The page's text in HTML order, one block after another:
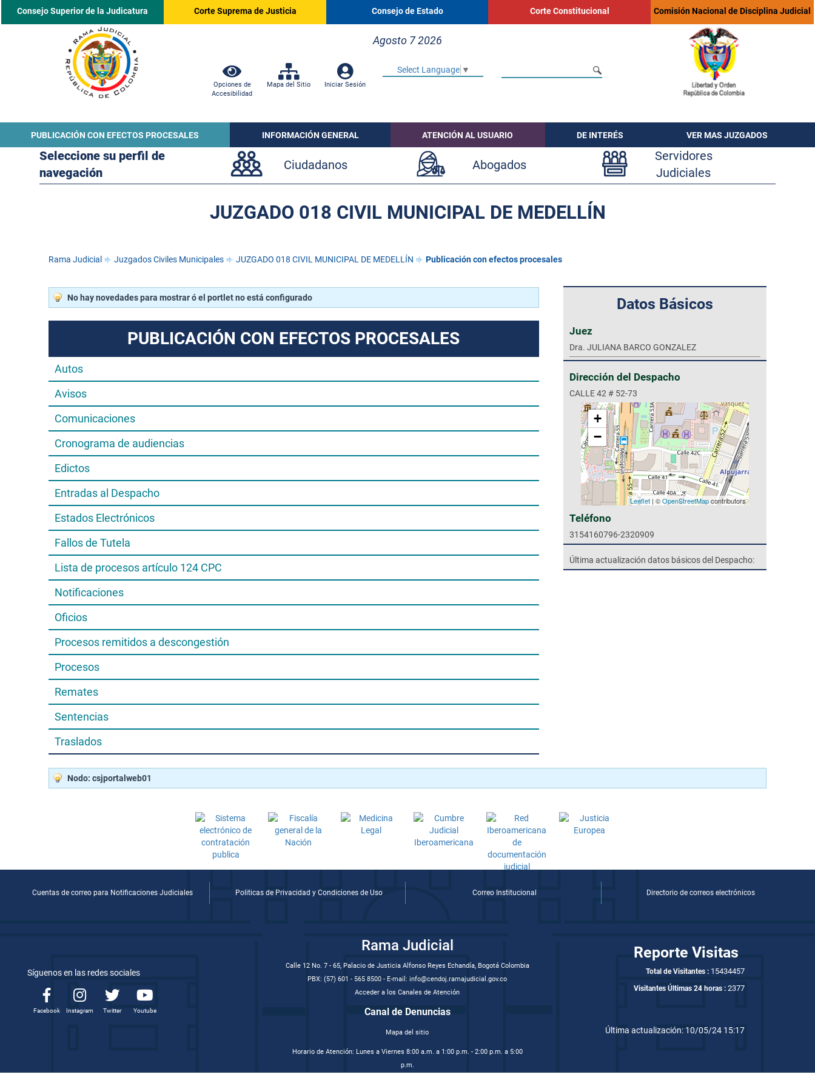
Consejo Superior de la Judicatura Corte Suprema de Justicia Consejo de Estado Corte Constitucional Comisión Nacional de Disciplina Judicial
Agosto 7 2026
Opciones de
Accesibilidad
Mapa del Sitio Iniciar Sesión
Select Language ▼
PUBLICACIÓN CON EFECTOS PROCESALES INFORMACIÓN GENERAL ATENCIÓN AL USUARIO DE INTERÉS VER MAS JUZGADOS
Seleccione su perfil de
navegación
Ciudadanos Abogados
Servidores
Judiciales
JUZGADO 018 CIVIL MUNICIPAL DE MEDELLÍN
Rama Judicial Juzgados Civiles Municipales JUZGADO 018 CIVIL MUNICIPAL DE MEDELLÍN Publicación con efectos procesales
No hay novedades para mostrar ó el portlet no está configurado
PUBLICACIÓN CON EFECTOS PROCESALES
Autos
Avisos
Comunicaciones
Cronograma de audiencias
Edictos
Entradas al Despacho
Estados Electrónicos
Fallos de Tutela
Lista de procesos artículo 124 CPC
Notificaciones
Oficios
Procesos remitidos a descongestión
Procesos
Remates
Sentencias
Traslados
Datos Básicos
Juez
Dra. JULIANA BARCO GONZALEZ
Dirección del Despacho
CALLE 42 # 52-73
+
−
Leaflet | ©OpenStreetMapcontributors
Teléfono
3154160796-2320909
Última actualización datos básicos del Despacho:
Nodo: csjportalweb01
Cuentas de correo para Notificaciones Judiciales Politicas de Privacidad y Condiciones de Uso Correo Institucional Directorio de correos electrónicos
Síguenos en las redes sociales
Facebook Instagram Twitter Youtube
Rama Judicial
Calle 12 No. 7 - 65, Palacio de Justicia Alfonso Reyes Echandía, Bogotá Colombia
PBX: (57) 601 - 565 8500 - E-mail: info@cendoj.ramajudicial.gov.co
Acceder a los Canales de Atención
Canal de Denuncias
Mapa del sitio
Horario de Atención: Lunes a Viernes 8:00 a.m. a 1:00 p.m. - 2:00 p.m. a 5:00
p.m.
Reporte Visitas
Total de Visitantes : 15434457
Visitantes Últimas 24 horas : 2377
Última actualización: 10/05/24 15:17